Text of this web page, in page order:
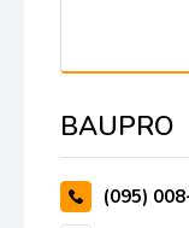
BAUPRO
(095)